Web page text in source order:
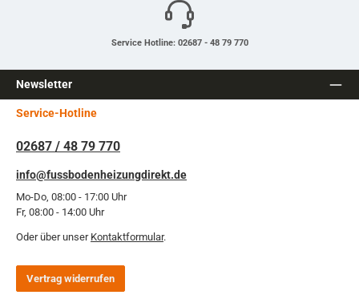
Service Hotline: 02687 - 48 79 770
Newsletter
Service-Hotline
02687 / 48 79 770
info@fussbodenheizungdirekt.de
Mo-Do, 08:00 - 17:00 Uhr
Fr, 08:00 - 14:00 Uhr
Oder über unser Kontaktformular.
Vertrag widerrufen